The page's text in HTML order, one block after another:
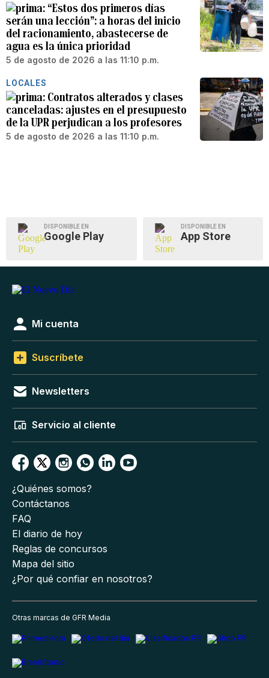
“Estos dos primeros días
serán una lección”: a horas del inicio
del racionamiento, abastecerse de
agua es la única prioridad
5 de agosto de 2026 a las 11:10 p.m.
LOCALES
Contratos alterados y clases
canceladas: ajustes en el presupuesto
de la UPR perjudican a los profesores
5 de agosto de 2026 a las 11:10 p.m.
DISPONIBLE EN
Google Play
DISPONIBLE EN
App Store
Mi cuenta
Suscríbete
Newsletters
Servicio al cliente
¿Quiénes somos?
Contáctanos
FAQ
El diario de hoy
Reglas de concursos
Mapa del sitio
¿Por qué confiar en nosotros?
Otras marcas de GFR Media